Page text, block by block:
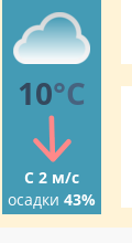
10°C
С 2 м/с
осадки 43%